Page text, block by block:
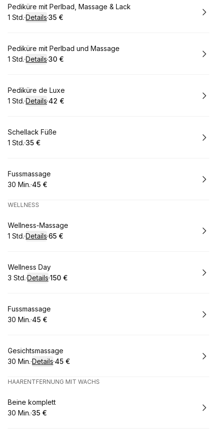
Buchen
Pediküre mit Perlbad, Massage & Lack
. Dauer:
1 Std.·Details·
.Preis
35 €
Buchen
Pediküre mit Perlbad und Massage
. Dauer:
1 Std.·Details·
.Preis
30 €
Buchen
Pediküre de Luxe
. Dauer:
1 Std.·Details·
.Preis
42 €
Buchen
Schellack Füße
. Dauer
1 Std.·
.Preis
35 €
Buchen
Fussmassage
.Dauer:
30 Min.·
.Preis
45 €
WELLNESS
Buchen
Wellness-Massage
. Dauer:
1 Std.·Details·
.Preis
65 €
Buchen
Wellness Day
. Dauer:
3 Std.·Details·
.Preis
150 €
Buchen
Fussmassage
.Dauer:
30 Min.·
.Preis
45 €
Buchen
Gesichtsmassage
.Dauer:
30 Min.·Details·
.Preis
45 €
HAARENTFERNUNG MIT WACHS
Buchen
Beine komplett
.Dauer:
30 Min.·
.Preis
35 €